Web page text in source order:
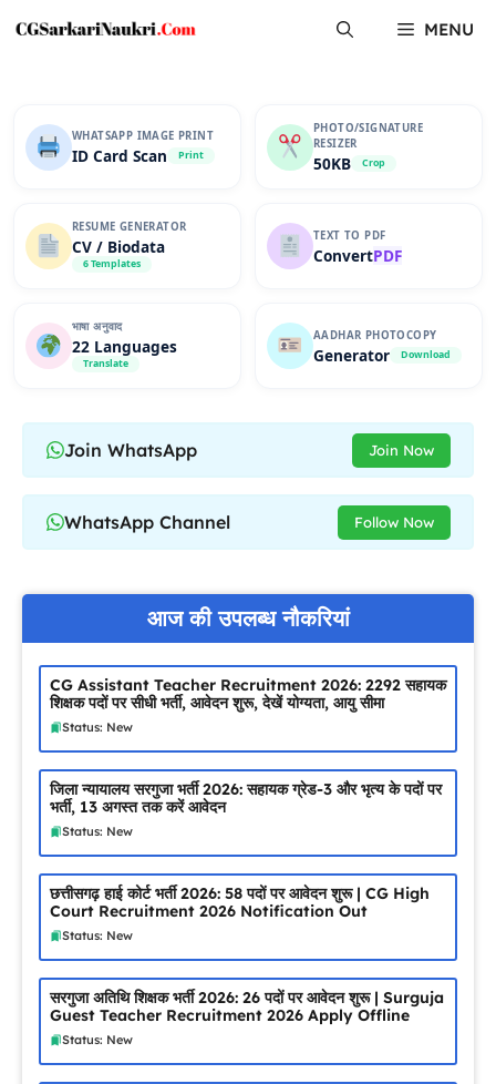
MENU
WHATSAPP IMAGE PRINT
ID Card Scan Print
PHOTO/SIGNATURE
RESIZER
50KB Crop
RESUME GENERATOR
CV / Biodata
6 Templates
TEXT TO PDF
ConvertPDF
भाषा अनुवाद
22 Languages
Translate
AADHAR PHOTOCOPY
Generator Download
Join WhatsApp Join Now
WhatsApp Channel Follow Now
आज की उपलब्ध नौकरियां
CG Assistant Teacher Recruitment 2026: 2292 सहायक
शिक्षक पदों पर सीधी भर्ती, आवेदन शुरू, देखें योग्यता, आयु सीमा
Status: New
जिला न्यायालय सरगुजा भर्ती 2026: सहायक ग्रेड-3 और भृत्य के पदों पर
भर्ती, 13 अगस्त तक करें आवेदन
Status: New
छत्तीसगढ़ हाई कोर्ट भर्ती 2026: 58 पदों पर आवेदन शुरू | CG High
Court Recruitment 2026 Notification Out
Status: New
सरगुजा अतिथि शिक्षक भर्ती 2026: 26 पदों पर आवेदन शुरू | Surguja
Guest Teacher Recruitment 2026 Apply Offline
Status: New